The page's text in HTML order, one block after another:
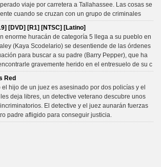
viaje por carretera a Tallahassee. Las cosas se
cuando se cruzan con un grupo de criminales
[DVD] [R1] [NTSC] [Latino]
enorme huracán de categoría 5 llega a su pueblo en
(Kaya Scodelario) se desentiende de las órdenes
para buscar a su padre (Barry Pepper), que ha
gravemente herido en el entresuelo de su c
Red
el hijo de un juez es asesinado por dos policías y el
deja libres, un detective veterano descubre unos
El detective y el juez aunarán fuerzas
padre afligido para conseguir justicia.